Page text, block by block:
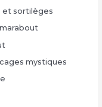
et sortilèges
mystiques